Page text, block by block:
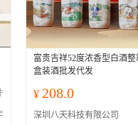
富贵吉祥52度浓香型白酒整
盒装酒批发代发
¥ 208.0
深圳八天科技有限公司